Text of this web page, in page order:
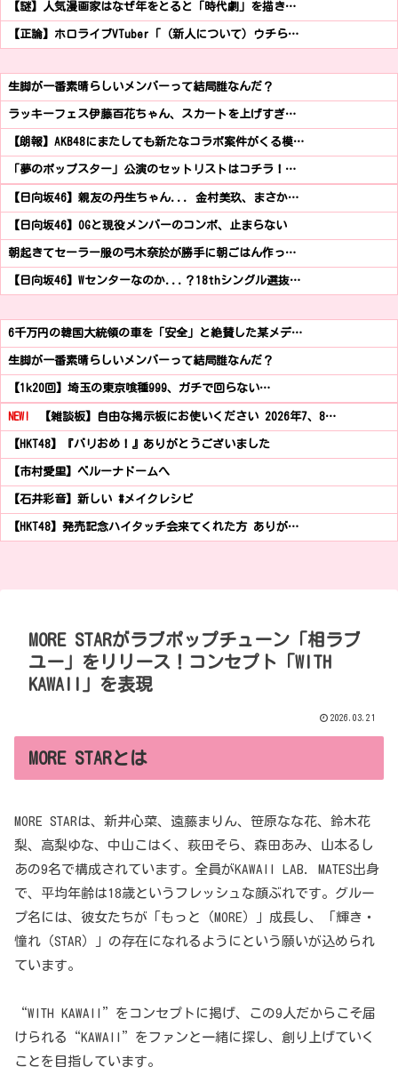
【謎】人気漫画家はなぜ年をとると「時代劇」を描き…
【正論】ホロライブVTuber「（新人について）ウチら…
生脚が一番素晴らしいメンバーって結局誰なんだ？
ラッキーフェス伊藤百花ちゃん、スカートを上げすぎ…
【朗報】AKB48にまたしても新たなコラボ案件がくる模…
「夢のポップスター」公演のセットリストはコチラ！…
【日向坂46】親友の丹生ちゃん... 金村美玖、まさか…
【日向坂46】OGと現役メンバーのコンボ、止まらない
朝起きてセーラー服の弓木奈於が勝手に朝ごはん作っ…
【日向坂46】Wセンターなのか...？18thシングル選抜…
6千万円の韓国大統領の車を「安全」と絶賛した某メデ…
生脚が一番素晴らしいメンバーって結局誰なんだ？
【1k20回】埼玉の東京喰種999、ガチで回らない…
NEW! 【雑談板】自由な掲示板にお使いください 2026年7、8…
【HKT48】『バリおめ！』ありがとうございました
【市村愛里】ベルーナドームへ
【石井彩音】新しい #メイクレシピ
【HKT48】発売記念ハイタッチ会来てくれた方 ありが…
MORE STARがラブポップチューン「相ラブ
ユー」をリリース！コンセプト「WITH
KAWAII」を表現
2026.03.21
MORE STARとは
MORE STARは、新井心菜、遠藤まりん、笹原なな花、鈴木花
梨、高梨ゆな、中山こはく、萩田そら、森田あみ、山本るし
あの9名で構成されています。全員がKAWAII LAB. MATES出身
で、平均年齢は18歳というフレッシュな顔ぶれです。グルー
プ名には、彼女たちが「もっと（MORE）」成長し、「輝き・
憧れ（STAR）」の存在になれるようにという願いが込められ
ています。
“WITH KAWAII”をコンセプトに掲げ、この9人だからこそ届
けられる“KAWAII”をファンと一緒に探し、創り上げていく
ことを目指しています。